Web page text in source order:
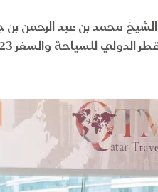
محمد بن عبد الرحمن بن
والسفر 2023 بصفتها شريكٍ استراتيجي.